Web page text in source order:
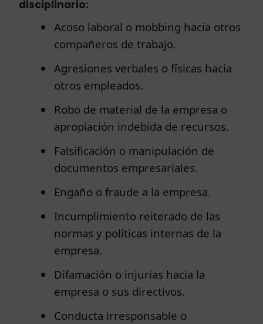
disciplinario:
Acoso laboral o mobbing hacia otros
compañeros de trabajo.
Agresiones verbales o físicas hacia
otros empleados.
Robo de material de la empresa o
apropiación indebida de recursos.
Falsificación o manipulación de
documentos empresariales.
Engaño o fraude a la empresa.
Incumplimiento reiterado de las
normas y políticas internas de la
empresa.
Difamación o injurias hacia la
empresa o sus directivos.
Conducta irresponsable o